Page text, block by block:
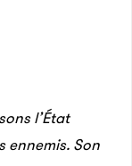
l’État
ennemis. Son